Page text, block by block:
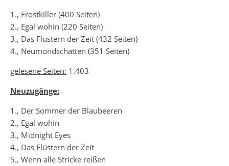
1., Frostkiller (400 Seiten)
2., Egal wohin (220 Seiten)
3., Das Flüstern der Zeit (432 Seiten)
4., Neumondschatten (351 Seiten)
gelesene Seiten: 1.403
Neuzugänge:
1., Der Sommer der Blaubeeren
2., Egal wohin
3., Midnight Eyes
4., Das Flüstern der Zeit
5., Wenn alle Stricke reißen